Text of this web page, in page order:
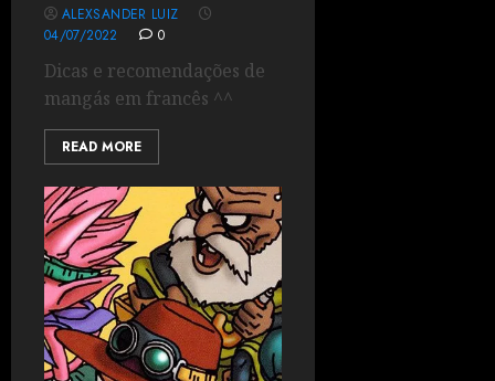
ALEXSANDER LUIZ
04/07/2022
0
Dicas e recomendações de
mangás em francês ^^
READ MORE